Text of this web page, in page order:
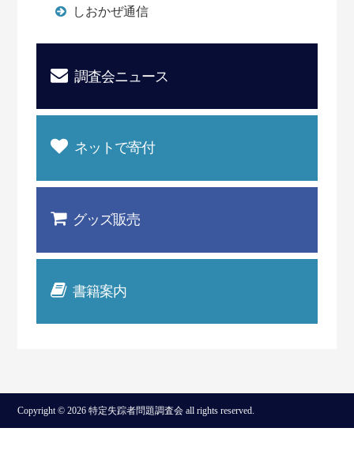
しおかぜ通信
調査会ニュース
ネットで寄付
グッズ販売
書籍案内
Copyright © 2026 特定失踪者問題調査会 all rights reserved.